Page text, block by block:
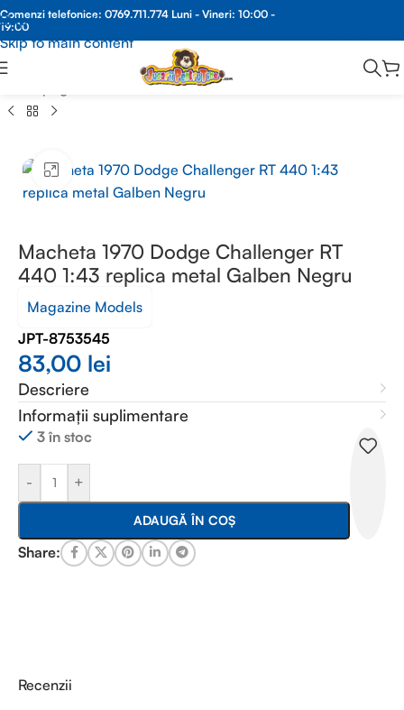
Skip to navigation
Skip to main content
Comenzi telefonice: 0769.711.774 Luni - Vineri: 10:00 -
19:00
MACHETE METAL/MACHETE AUTO 1:43
Faceți clic pentru a mări
Macheta 1970 Dodge Challenger RT
440 1:43 replica metal Galben Negru
Magazine Models
JPT-8753545
83,00 lei
Descriere
Informații suplimentare
3 în stoc
- +
ADAUGĂ ÎN COȘ
Share:
Recenzii